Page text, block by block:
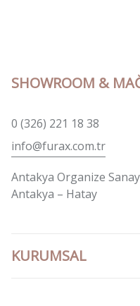
SHOWROOM &
0 (326) 221 18 38
info@furax.com.tr
Antakya Organize
Antakya – Hatay
KURUMSAL